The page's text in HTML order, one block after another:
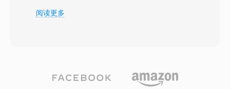
台。FLV文件通常包含使用Sorenson Spark或VP6
播放体验，解决了当时困扰网络视频的碎片化问
阅读更多